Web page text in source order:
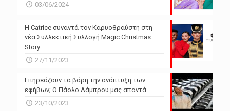
03/06/2024
Η Catrice συναντά τον Καρυοθραύστη στη
νέα Συλλεκτική Συλλογή Magic Christmas
Story
27/11/2023
Επηρεάζουν τα βάρη την ανάπτυξη των
εφήβων; Ο Πάολο Λάμπρου μας απαντά
23/10/2023